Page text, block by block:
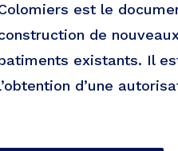
est le
de
existants. Il
d’une